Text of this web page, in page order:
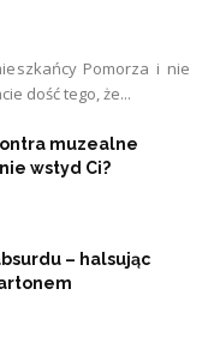
Pomorza i nie
dość tego, że...
muzealne
wstyd Ci?
– halsując